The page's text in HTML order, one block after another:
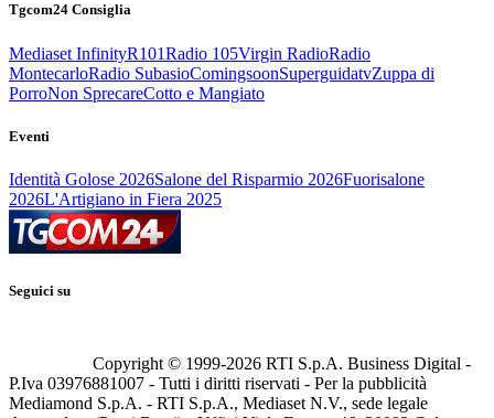
Tgcom24 Consiglia
Mediaset InfinityR101Radio 105Virgin RadioRadio
MontecarloRadio SubasioComingsoonSuperguidatvZuppa di
PorroNon SprecareCotto e Mangiato
Eventi
Identità Golose 2026Salone del Risparmio 2026Fuorisalone
2026L'Artigiano in Fiera 2025
Seguici su
Copyright © 1999-2026 RTI S.p.A. Business Digital -
P.Iva 03976881007 - Tutti i diritti riservati - Per la pubblicità
Mediamond S.p.A. - RTI S.p.A., Mediaset N.V., sede legale